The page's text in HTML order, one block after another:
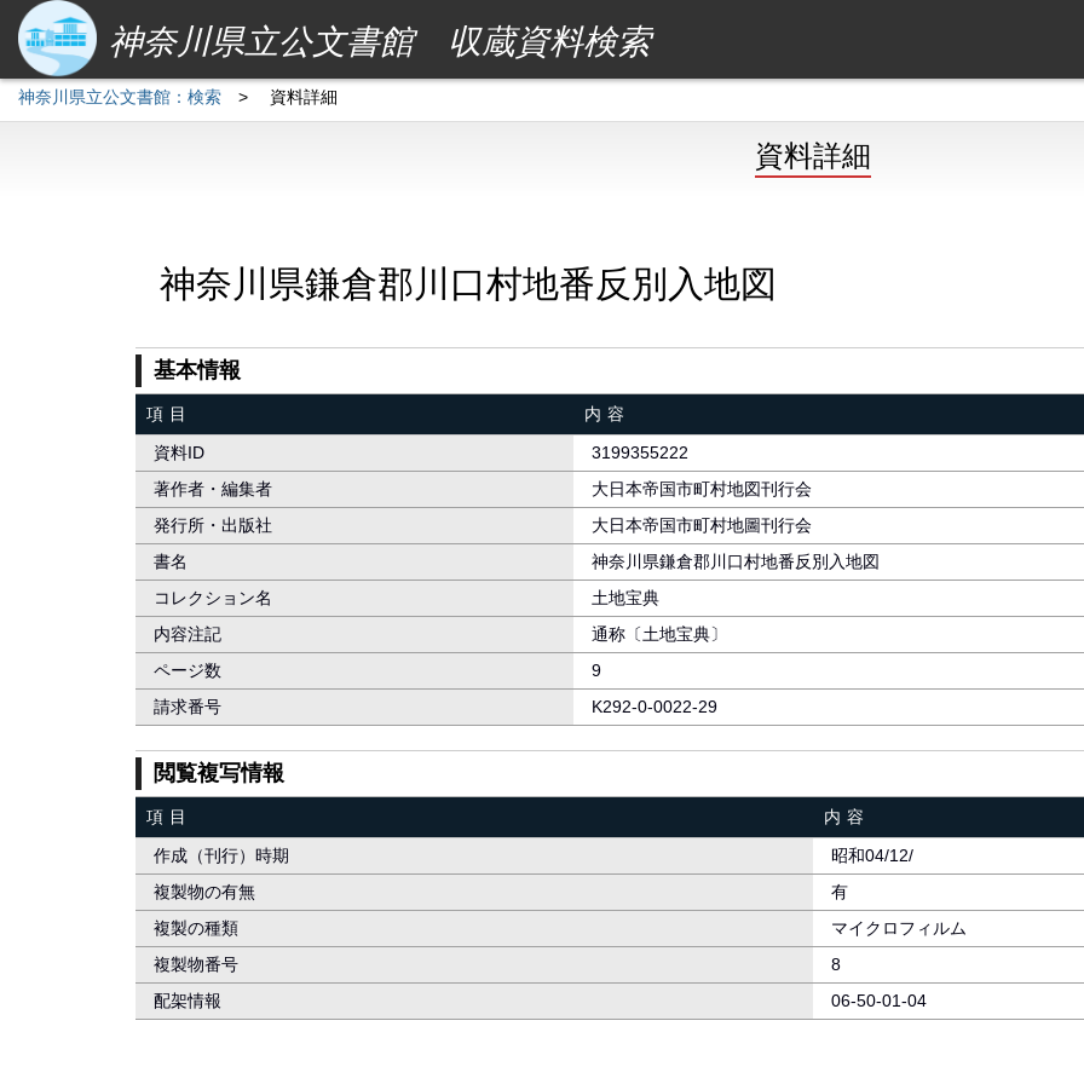
神奈川県立公文書館 収蔵資料検索
神奈川県立公文書館：検索 > 資料詳細
資料詳細
神奈川県鎌倉郡川口村地番反別入地図
基本情報
項目
内容
資料ID
3199355222
著作者・編集者
大日本帝国市町村地図刊行会
発行所・出版社
大日本帝国市町村地圖刊行会
書名
神奈川県鎌倉郡川口村地番反別入地図
コレクション名
土地宝典
内容注記
通称〔土地宝典〕
ページ数
9
請求番号
K292-0-0022-29
閲覧複写情報
項目
内容
作成（刊行）時期
昭和04/12/
複製物の有無
有
複製の種類
マイクロフィルム
複製物番号
8
配架情報
06-50-01-04